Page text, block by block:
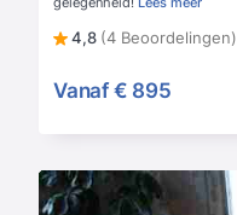
4,8 (4 Beoordelingen)
Vanaf € 895